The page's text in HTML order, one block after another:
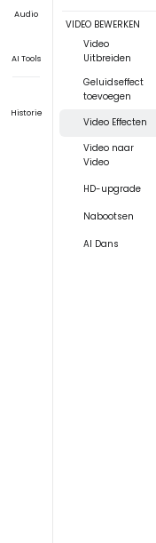
Audio
AI Tools
Historie
VIDEO BEWERKEN
Video
Uitbreiden
Geluidseffect
toevoegen
Video Effecten
Video naar
Video
HD-upgrade
Nabootsen
AI Dans